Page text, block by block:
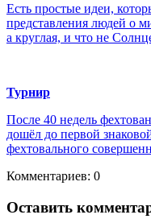
Есть простые идеи,
представления людей о
а круглая, и что не
Турнир
После 40 недель
дошёл до первой
фехтовального
Комментариев: 0
Оставить